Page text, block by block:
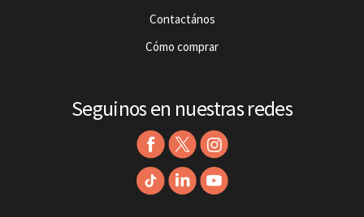
Contactános
Cómo comprar
Seguinos en nuestras redes